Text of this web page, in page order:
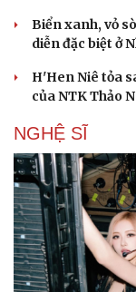
Biển xanh, vỏ
diễn đặc biệt ở
H'Hen Niê tỏa
của NTK Thảo
NGHỆ SĨ